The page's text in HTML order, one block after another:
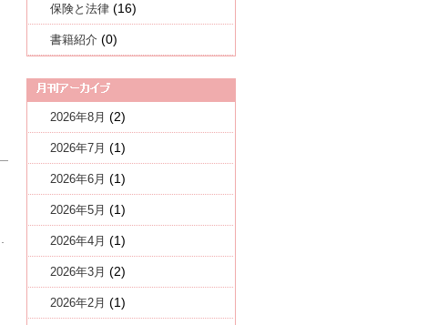
保険と法律 (16)
書籍紹介 (0)
2026年8月 (2)
2026年7月 (1)
2026年6月 (1)
2026年5月 (1)
2026年4月 (1)
2026年3月 (2)
2026年2月 (1)